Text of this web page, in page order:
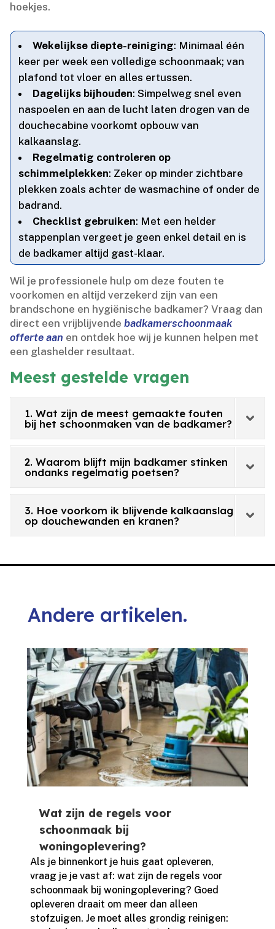
hoekjes.​
Wekelijkse diepte-reiniging: Minimaal één
keer per week een volledige schoonmaak; van
plafond tot vloer en alles ertussen.​
Dagelijks bijhouden: Simpelweg snel even
naspoelen en aan de lucht laten drogen van de
douchecabine voorkomt opbouw van
kalkaanslag.​
Regelmatig controleren op
schimmelplekken: Zeker op minder zichtbare
plekken zoals achter de wasmachine of onder de
badrand.​
Checklist gebruiken: Met een helder
stappenplan vergeet je geen enkel detail en is
de badkamer altijd gast-klaar.​
Wil je professionele hulp om deze fouten te
voorkomen en altijd verzekerd zijn van een
brandschone en hygiënische badkamer? Vraag dan
direct een vrijblijvendebadkamerschoonmaak
offerte aan en ontdek hoe wij je kunnen helpen met
een glashelder resultaat.​
Meest gestelde vragen
1. Wat zijn de meest gemaakte fouten
bij het schoonmaken van de badkamer?
2. Waarom blijft mijn badkamer stinken
ondanks regelmatig poetsen?
3. Hoe voorkom ik blijvende kalkaanslag
op douchewanden en kranen?
Andere artikelen.
Wat zijn de regels voor
schoonmaak bij
woningoplevering?
Als je binnenkort je huis gaat opleveren,
vraag je je vast af: wat zijn de regels voor
schoonmaak bij woningoplevering? Goed
opleveren draait om meer dan alleen
stofzuigen.​ Je moet alles grondig reinigen: